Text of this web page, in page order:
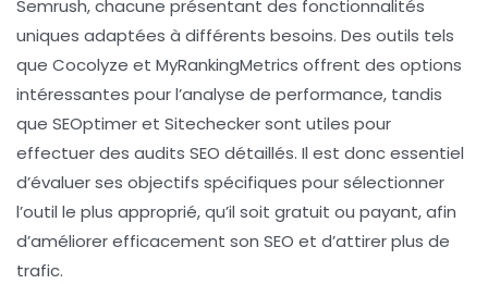
Semrush, chacune présentant des fonctionnalités
uniques adaptées à différents besoins. Des outils tels
que Cocolyze et MyRankingMetrics offrent des options
intéressantes pour l’analyse de performance, tandis
que SEOptimeret Sitecheckersont utiles pour
effectuer des audits SEO détaillés. Il est donc essentiel
d’évaluer ses objectifs spécifiques pour sélectionner
l’outil le plus approprié, qu’il soit gratuit ou payant, afin
d’améliorer efficacement son SEO et d’attirer plus de
trafic.